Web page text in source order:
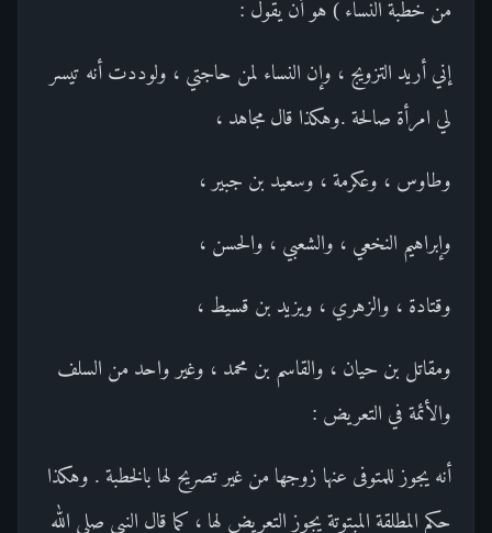
من خطبة النساء ) هو أن يقول :
إني أريد التزويج ، وإن النساء لمن حاجتي ، ولوددت أنه تيسر
لي امرأة صالحة .وهكذا قال مجاهد ،
وطاوس ، وعكرمة ، وسعيد بن جبير ،
وإبراهيم النخعي ، والشعبي ، والحسن ،
وقتادة ، والزهري ، ويزيد بن قسيط ،
ومقاتل بن حيان ، والقاسم بن محمد ، وغير واحد من السلف
والأئمة في التعريض :
أنه يجوز للمتوفى عنها زوجها من غير تصريح لها بالخطبة . وهكذا
حكم المطلقة المبتوتة يجوز التعريض لها ، كما قال النبي صلى الله